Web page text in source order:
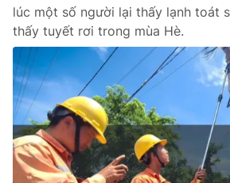
lúc một số người lại thấy lạnh toát
thấy tuyết rơi trong mùa Hè.